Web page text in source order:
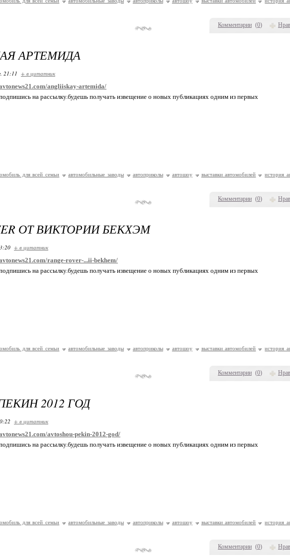
Комментарии (0)
Комментарии (0)
АРТЕМИДА
21:11 + в цитатник
angliiskay-artemida/
на рассылку.будешь получать извещение о новых публикациях одним из первых
для всей семьи автомобильные заводы автоприколы автошоу выставки автомобилей история
Комментарии (0)
ОТ ВИКТОРИИ БЕКХЭМ
+ в цитатник
range-rover-...ii-bekhem/
на рассылку.будешь получать извещение о новых публикациях одним из первых
для всей семьи автомобильные заводы автоприколы автошоу выставки автомобилей история
Комментарии (0)
2012 ГОД
+ в цитатник
avtoshou-pekin-2012-god/
на рассылку.будешь получать извещение о новых публикациях одним из первых
для всей семьи автомобильные заводы автоприколы автошоу выставки автомобилей история